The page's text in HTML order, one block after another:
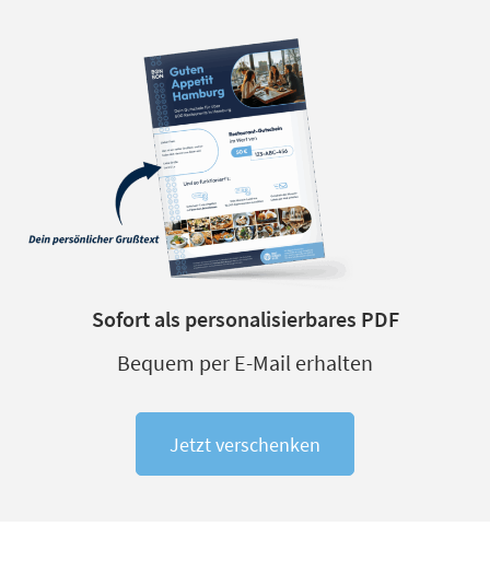
Sofort als personalisierbares PDF
Bequem per E-Mail erhalten
Jetzt verschenken